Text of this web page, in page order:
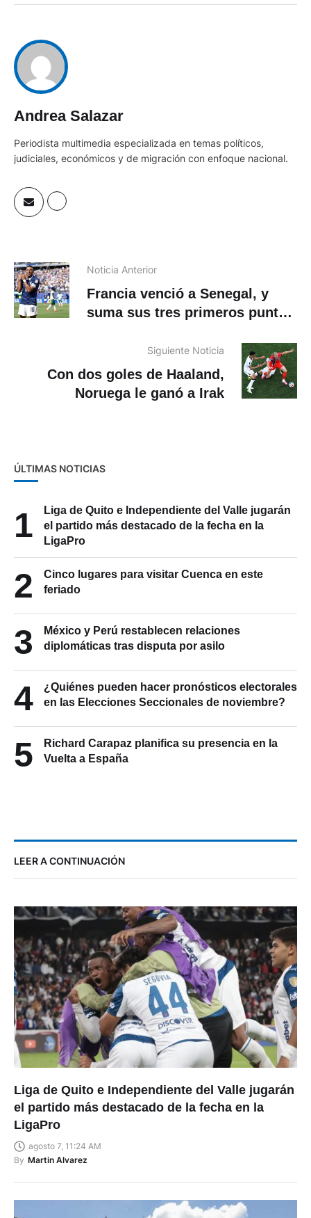
Andrea Salazar
Periodista multimedia especializada en temas políticos,
judiciales, económicos y de migración con enfoque nacional.
Noticia Anterior
Francia venció a Senegal, y
suma sus tres primeros puntos
Siguiente Noticia
Con dos goles de Haaland,
Noruega le ganó a Irak
ÚLTIMAS NOTICIAS
1
Liga de Quito e Independiente del Valle jugarán
el partido más destacado de la fecha en la
LigaPro
2
Cinco lugares para visitar Cuenca en este
feriado
3
México y Perú restablecen relaciones
diplomáticas tras disputa por asilo
4
¿Quiénes pueden hacer pronósticos electorales
en las Elecciones Seccionales de noviembre?
5
Richard Carapaz planifica su presencia en la
Vuelta a España
LEER A CONTINUACIÓN
Liga de Quito e Independiente del Valle jugarán
el partido más destacado de la fecha en la
LigaPro
agosto 7, 11:24 AM
By Martin Alvarez